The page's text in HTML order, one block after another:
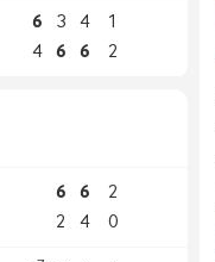
6 3
4
4
6 6
1
2
6
6
2
4
2
0